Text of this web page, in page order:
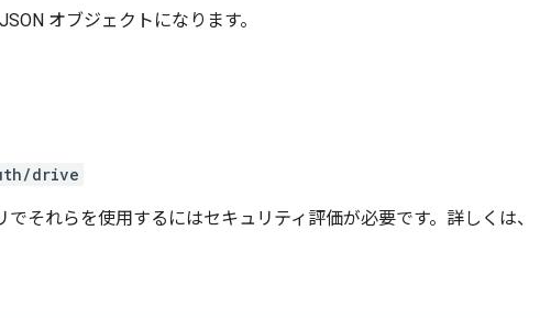
オブジェクトになります。
drive
それらを使用するにはセキュリティ評価が必要です。詳しくは、